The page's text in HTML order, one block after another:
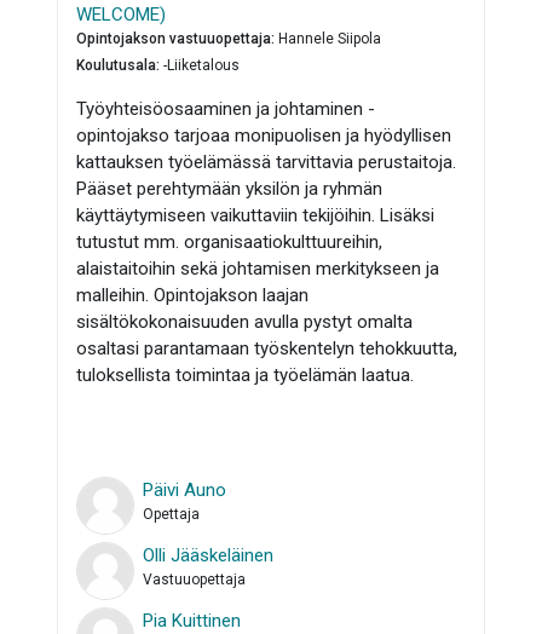
WELCOME)
Opintojakson vastuuopettaja:Hannele Siipola
Koulutusala:-Liiketalous
Työyhteisöosaaminen ja johtaminen -
opintojakso tarjoaa monipuolisen ja hyödyllisen
kattauksen työelämässä tarvittavia perustaitoja.
Pääset perehtymään yksilön ja ryhmän
käyttäytymiseen vaikuttaviin tekijöihin. Lisäksi
tutustut mm. organisaatiokulttuureihin,
alaistaitoihin sekä johtamisen merkitykseen ja
malleihin. Opintojakson laajan
sisältökokonaisuuden avulla pystyt omalta
osaltasi parantamaan työskentelyn tehokkuutta,
tuloksellista toimintaa ja työelämän laatua.
Päivi Auno
Opettaja
Olli Jääskeläinen
Vastuuopettaja
Pia Kuittinen